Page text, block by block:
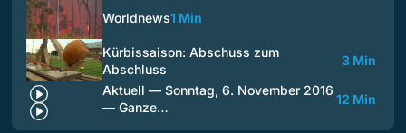
Worldnews1 Min
Kürbissaison: Abschuss zum
Abschluss
3 Min
Aktuell — Sonntag, 6. November 2016
— Ganze…
12 Min